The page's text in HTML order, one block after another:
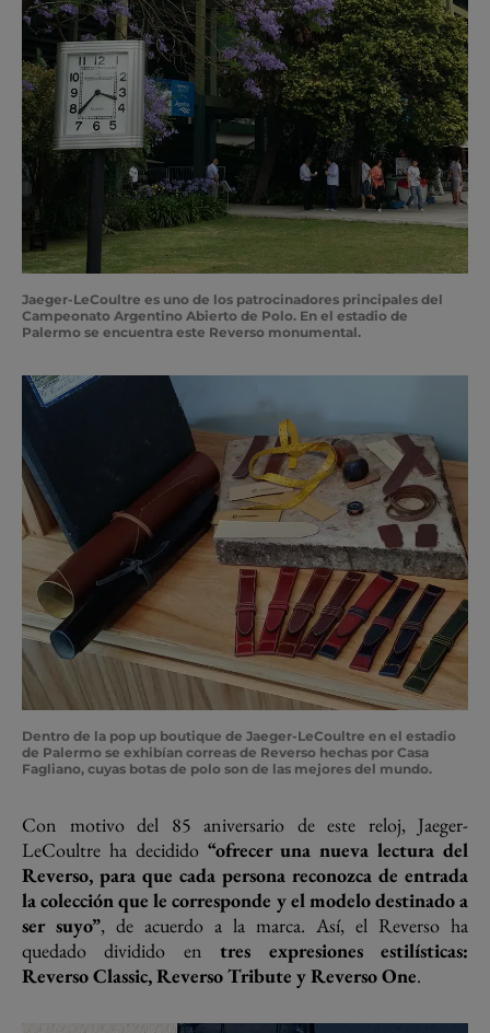
Jaeger-LeCoultre es uno de los patrocinadores principales del
Campeonato Argentino Abierto de Polo. En el estadio de
Palermo se encuentra este Reverso monumental.
Dentro de la pop up boutique de Jaeger-LeCoultre en el estadio
de Palermo se exhibían correas de Reverso hechas por Casa
Fagliano, cuyas botas de polo son de las mejores del mundo.
Con motivo del 85 aniversario de este reloj, Jaeger-
LeCoultre ha decidido “ofrecer una nueva lectura del
Reverso, para que cada persona reconozca de entrada
la colección que le corresponde y el modelo destinado a
ser suyo”, de acuerdo a la marca. Así, el Reverso ha
quedado dividido entres expresiones estilísticas:
Reverso Classic, Reverso Tribute y Reverso One.